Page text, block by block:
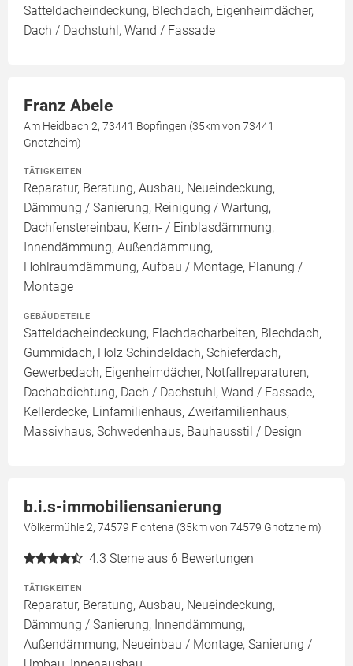
Satteldacheindeckung, Blechdach, Eigenheimdächer,
Dach / Dachstuhl, Wand / Fassade
Franz Abele
Am Heidbach 2, 73441 Bopfingen (35km von 73441
Gnotzheim)
TÄTIGKEITEN
Reparatur, Beratung, Ausbau, Neueindeckung,
Dämmung / Sanierung, Reinigung / Wartung,
Dachfenstereinbau, Kern- / Einblasdämmung,
Innendämmung, Außendämmung,
Hohlraumdämmung, Aufbau / Montage, Planung /
Montage
GEBÄUDETEILE
Satteldacheindeckung, Flachdacharbeiten, Blechdach,
Gummidach, Holz Schindeldach, Schieferdach,
Gewerbedach, Eigenheimdächer, Notfallreparaturen,
Dachabdichtung, Dach / Dachstuhl, Wand / Fassade,
Kellerdecke, Einfamilienhaus, Zweifamilienhaus,
Massivhaus, Schwedenhaus, Bauhausstil / Design
b.i.s-immobiliensanierung
Völkermühle 2, 74579 Fichtena (35km von 74579 Gnotzheim)
4.3 Sterne aus 6 Bewertungen
TÄTIGKEITEN
Reparatur, Beratung, Ausbau, Neueindeckung,
Dämmung / Sanierung, Innendämmung,
Außendämmung, Neueinbau / Montage, Sanierung /